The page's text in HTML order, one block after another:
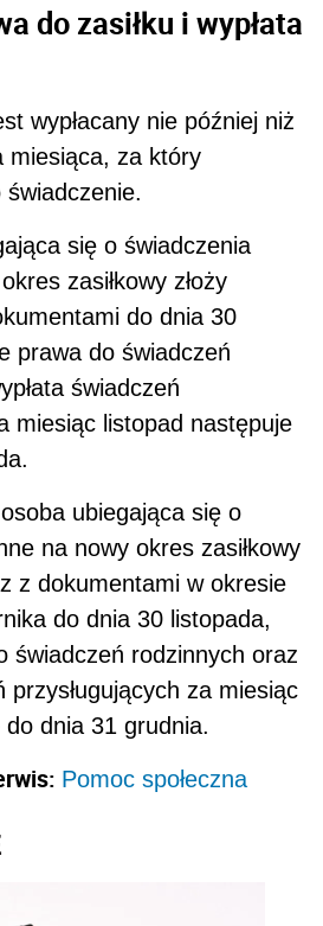
do zasiłku i wypłata
wypłacany nie później niż
miesiąca, za który
świadczenie.
się o świadczenia
zasiłkowy złoży
do dnia 30
prawa do świadczeń
świadczeń
miesiąc listopad następuje
ubiegająca się o
na nowy okres zasiłkowy
z dokumentami w okresie
do dnia 30 listopada,
świadczeń rodzinnych oraz
przysługujących za miesiąc
do dnia 31 grudnia.
Pomoc społeczna